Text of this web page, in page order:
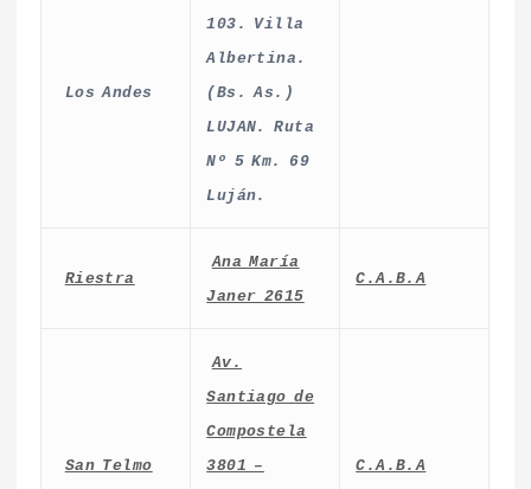
Los Andes
103. Villa
Albertina.
(Bs. As.)
LUJAN. Ruta
Nº 5 Km. 69
Luján.
Riestra
Ana María
Janer 2615
C.A.B.A
San Telmo
Av.
Santiago de
Compostela
3801 –
C.A.B.A